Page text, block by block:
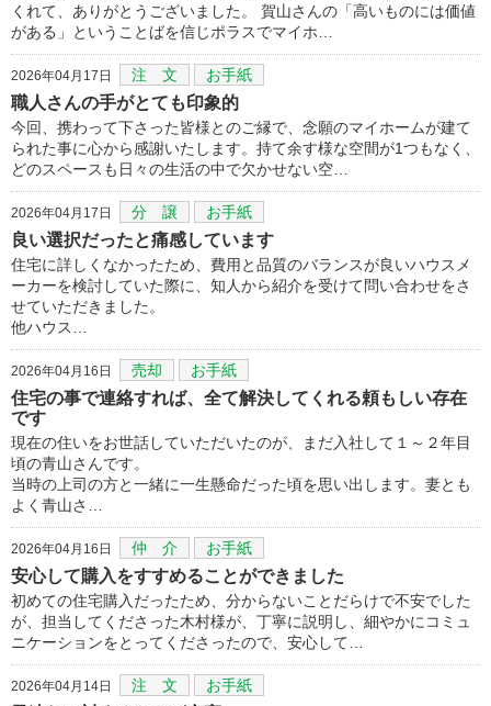
くれて、ありがとうございました。 賀山さんの「高いものには価値
がある」ということばを信じポラスでマイホ…
2026年04月17日 注 文 お手紙
職人さんの手がとても印象的
今回、携わって下さった皆様とのご縁で、念願のマイホームが建て
られた事に心から感謝いたします。持て余す様な空間が1つもなく、
どのスペースも日々の生活の中で欠かせない空…
2026年04月17日 分 譲 お手紙
良い選択だったと痛感しています
住宅に詳しくなかったため、費用と品質のバランスが良いハウスメ
ーカーを検討していた際に、知人から紹介を受けて問い合わせをさ
せていただきました。
他ハウス…
2026年04月16日 売却 お手紙
住宅の事で連絡すれば、全て解決してくれる頼もしい存在
です
現在の住いをお世話していただいたのが、まだ入社して１～２年目
頃の青山さんです。
当時の上司の方と一緒に一生懸命だった頃を思い出します。妻とも
よく青山さ…
2026年04月16日 仲 介 お手紙
安心して購入をすすめることができました
初めての住宅購入だったため、分からないことだらけで不安でした
が、担当してくださった木村様が、丁寧に説明し、細やかにコミュ
ニケーションをとってくださったので、安心して…
2026年04月14日 注 文 お手紙